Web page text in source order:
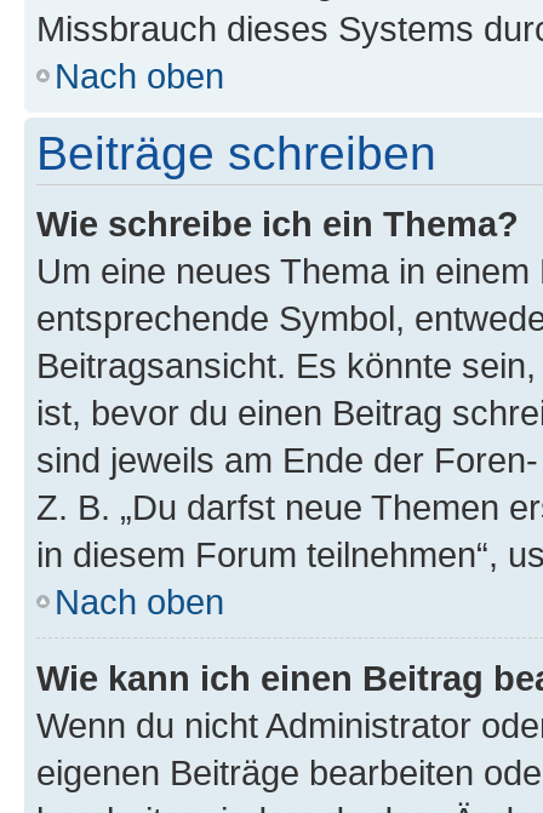
Missbrauch dieses Systems
Nach oben
Beiträge schreiben
Wie schreibe ich ein Thema?
Um eine neues Thema in
entsprechende Symbol,
Beitragsansicht. Es könnte
ist, bevor du einen Beitrag
sind jeweils am Ende der
Z. B. „Du darfst neue Themen
in diesem Forum teilnehmen“,
Nach oben
Wie kann ich einen Beitrag
Wenn du nicht Administrator
eigenen Beiträge bearbeiten